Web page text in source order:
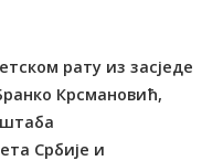
рату из засједе
Крсмановић,
Србије и